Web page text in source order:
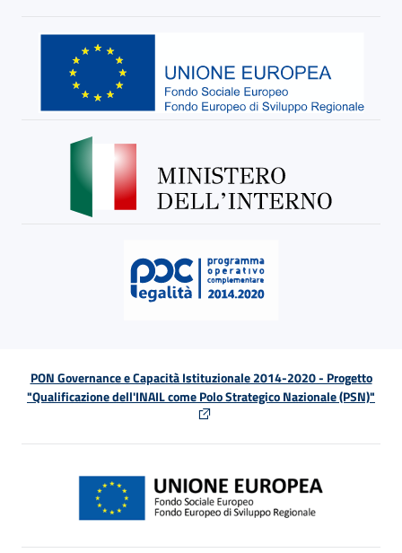
PON Governance e Capacità Istituzionale 2014-2020 - Progetto
"Qualificazione dell'INAIL come Polo Strategico Nazionale (PSN)"